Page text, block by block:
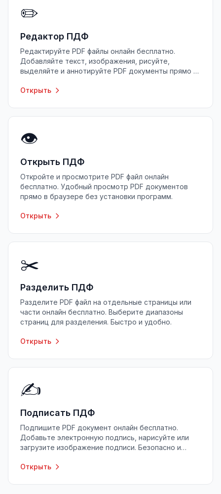
✏️
Редактор ПДФ
Редактируйте PDF файлы онлайн бесплатно.
Добавляйте текст, изображения, рисуйте,
выделяйте и аннотируйте PDF документы прямо в
Открыть
👁️
Открыть ПДФ
Откройте и просмотрите PDF файл онлайн
бесплатно. Удобный просмотр PDF документов
прямо в браузере без установки программ.
Открыть
✂️
Разделить ПДФ
Разделите PDF файл на отдельные страницы или
части онлайн бесплатно. Выберите диапазоны
страниц для разделения. Быстро и удобно.
Открыть
✍️
Подписать ПДФ
Подпишите PDF документ онлайн бесплатно.
Добавьте электронную подпись, нарисуйте или
загрузите изображение подписи. Безопасно и
Открыть